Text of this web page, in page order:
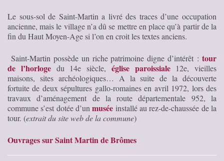
Le sous-sol de Saint-Martin a livré des traces d’une occupation
ancienne, mais le village n’a dû se mettre en place qu’à partir de la
fin du Haut Moyen-Age si l’on en croit les textes anciens.
Saint-Martin possède un riche patrimoine digne d’intérêt : tour
de l’horlogedu 14e siècle, église paroissiale12e, vieilles
maisons, sites archéologiques… A la suite de la découverte
fortuite de deux sépultures gallo-romaines en avril 1972, lors des
travaux d’aménagement de la route départementale 952, la
commune s’est dotée d’unmusée installé au rez-de-chaussée de la
tour. (extrait du site web de la commune)
Ouvrages sur Saint Martin de Brômes